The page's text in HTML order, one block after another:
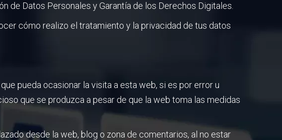
de Datos Personales y Garantía de los Derechos Digitales.
cómo realizo el tratamiento y la privacidad de tus datos
pueda ocasionar la visita a esta web, si es por error u
que se produzca a pesar de que la web toma las medidas
desde la web, blog o zona de comentarios, al no estar